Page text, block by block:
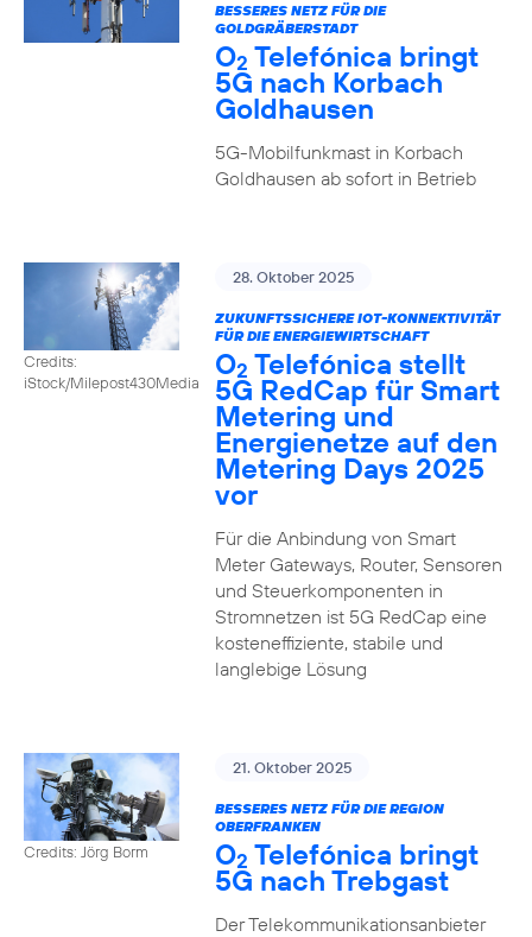
BESSERES NETZ FÜR DIE
GOLDGRÄBERSTADT
O2 Telefónica bringt
5G nach Korbach
Goldhausen
5G-Mobilfunkmast in Korbach
Goldhausen ab sofort in Betrieb
Credits:
iStock/Milepost430Media
28. Oktober 2025
ZUKUNFTSSICHERE IOT-KONNEKTIVITÄT
FÜR DIE ENERGIEWIRTSCHAFT
O2 Telefónica stellt
5G RedCap für Smart
Metering und
Energienetze auf den
Metering Days 2025
vor
Für die Anbindung von Smart
Meter Gateways, Router, Sensoren
und Steuerkomponenten in
Stromnetzen ist 5G RedCap eine
kosteneffiziente, stabile und
langlebige Lösung
Credits: Jörg Borm
21. Oktober 2025
BESSERES NETZ FÜR DIE REGION
OBERFRANKEN
O2 Telefónica bringt
5G nach Trebgast
Der Telekommunikationsanbieter